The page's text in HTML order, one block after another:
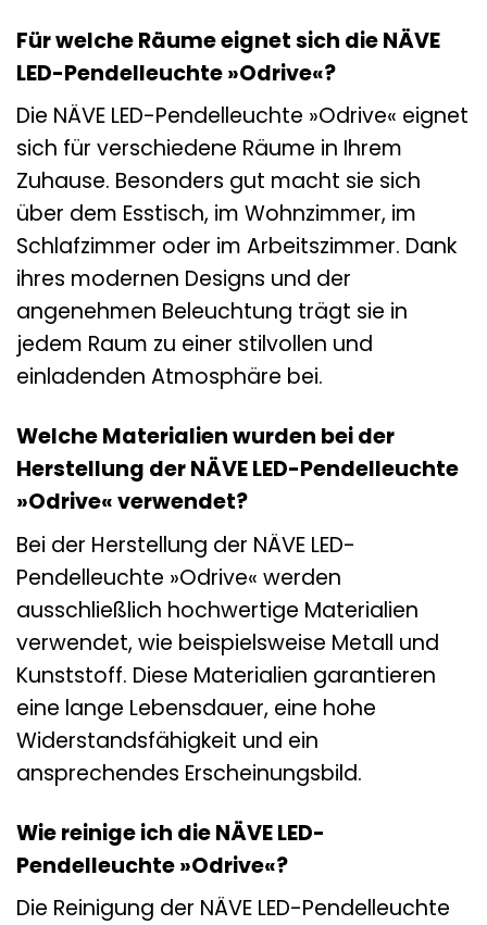
Für welche Räume eignet sich die NÄVE
LED-Pendelleuchte »Odrive«?
Die NÄVE LED-Pendelleuchte »Odrive« eignet
sich für verschiedene Räume in Ihrem
Zuhause. Besonders gut macht sie sich
über dem Esstisch, im Wohnzimmer, im
Schlafzimmer oder im Arbeitszimmer. Dank
ihres modernen Designs und der
angenehmen Beleuchtung trägt sie in
jedem Raum zu einer stilvollen und
einladenden Atmosphäre bei.
Welche Materialien wurden bei der
Herstellung der NÄVE LED-Pendelleuchte
»Odrive« verwendet?
Bei der Herstellung der NÄVE LED-
Pendelleuchte »Odrive« werden
ausschließlich hochwertige Materialien
verwendet, wie beispielsweise Metall und
Kunststoff. Diese Materialien garantieren
eine lange Lebensdauer, eine hohe
Widerstandsfähigkeit und ein
ansprechendes Erscheinungsbild.
Wie reinige ich die NÄVE LED-
Pendelleuchte »Odrive«?
Die Reinigung der NÄVE LED-Pendelleuchte